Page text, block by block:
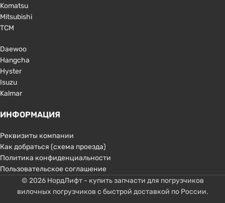
Komatsu
Mitsubishi
TCM
Daewoo
Hangcha
Hyster
Isuzu
Kalmar
ИНФОРМАЦИЯ
Реквизиты компании
Как добраться (схема проезда)
Политика конфиденциальности
Пользовательское соглашение
© 2026 НордЛифт - купить запчасти для погрузчиков
вилочных погрузчиков с быстрой доставкой по России.